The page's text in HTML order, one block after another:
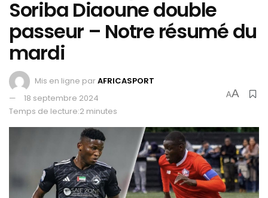
Soriba Diaoune double
passeur – Notre résumé du
mardi
Mis en ligne parAFRICASPORT
18 septembre 2024
Temps de lecture:2 minutes
AA